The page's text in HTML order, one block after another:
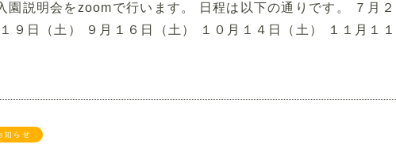
園説明会をzoomで行います。 日程は以下の通りです。 ７月２
９日（土） ９月１６日（土） １０月１４日（土） １１月１１
知らせ